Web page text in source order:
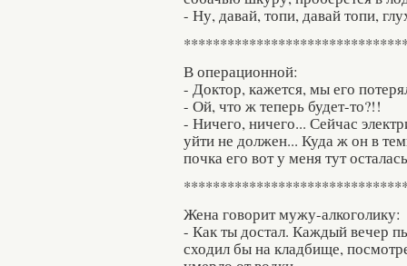
- Ну, давай, топи, давай топи,
В операционной:
- Доктор, кажется, мы его
- Ой, что ж теперь будет-то?!!
- Ничего, ничего... Сейчас
уйти не должен... Куда ж он в
почка его вот у меня тут
Жена говорит мужу-алкоголику:
- Как ты достал. Каждый вечер
сходил бы на кладбище,